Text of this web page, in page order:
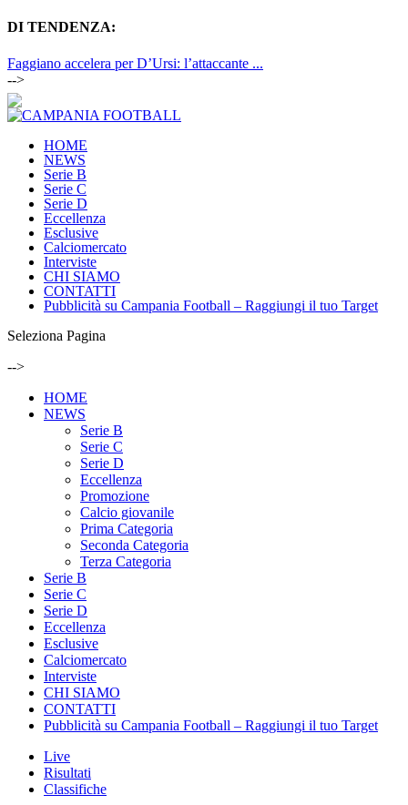
DI TENDENZA:
Faggiano accelera per D’Ursi: l’attaccante ...
-->
HOME
NEWS
Serie B
Serie C
Serie D
Eccellenza
Esclusive
Calciomercato
Interviste
CHI SIAMO
CONTATTI
Pubblicità su Campania Football – Raggiungi il tuo Target
Seleziona Pagina
-->
HOME
NEWS
Serie B
Serie C
Serie D
Eccellenza
Promozione
Calcio giovanile
Prima Categoria
Seconda Categoria
Terza Categoria
Serie B
Serie C
Serie D
Eccellenza
Esclusive
Calciomercato
Interviste
CHI SIAMO
CONTATTI
Pubblicità su Campania Football – Raggiungi il tuo Target
Live
Risultati
Classifiche